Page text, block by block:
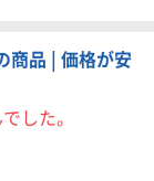
商品 | 価格が安
した。